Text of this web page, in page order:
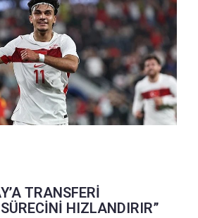
TRANSFERİ
HIZLANDIRIR”